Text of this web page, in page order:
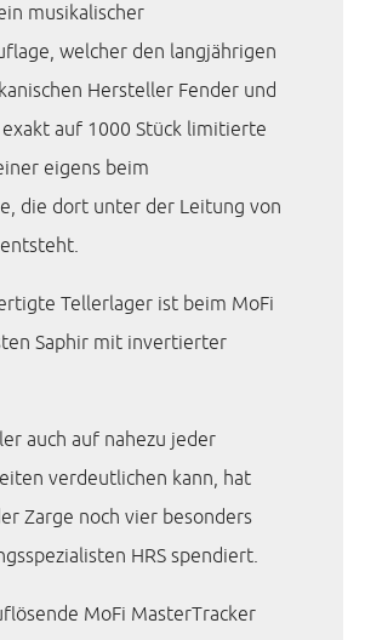
musikalischer
welcher den langjährigen
Hersteller Fender und
auf 1000 Stück limitierte
eigens beim
die dort unter der Leitung von
Tellerlager ist beim MoFi
Saphir mit invertierter
auch auf nahezu jeder
verdeutlichen kann, hat
Zarge noch vier besonders
HRS spendiert.
MoFi MasterTracker